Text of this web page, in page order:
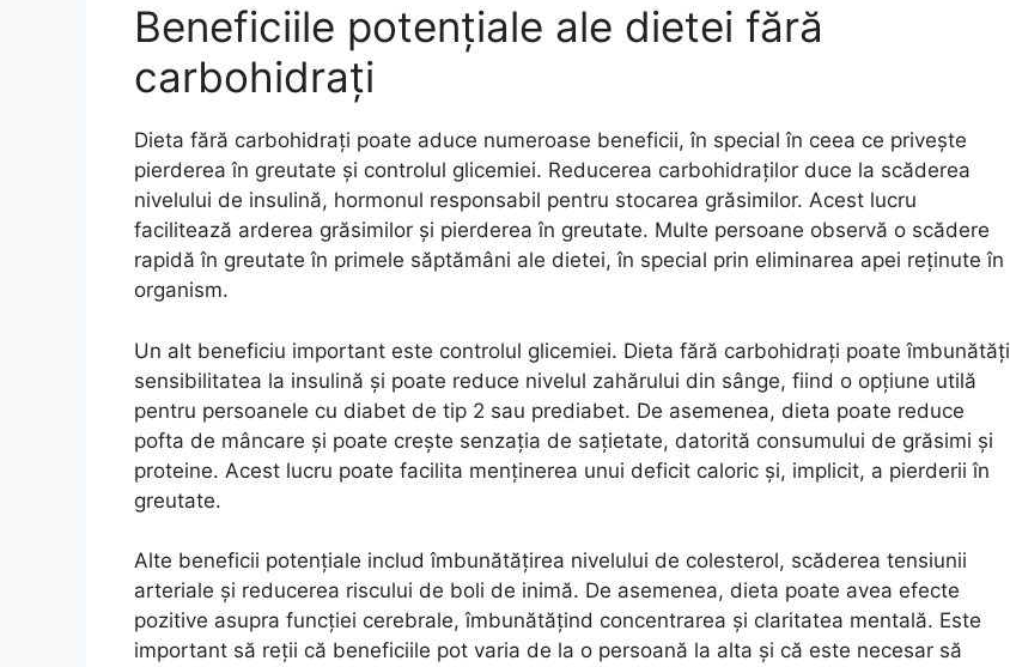
Beneficiile potențiale ale dietei fără
carbohidrați
Dieta fără carbohidrați poate aduce numeroase beneficii, în special în ceea ce privește
pierderea în greutate și controlul glicemiei. Reducerea carbohidraților duce la scăderea
nivelului de insulină, hormonul responsabil pentru stocarea grăsimilor. Acest lucru
facilitează arderea grăsimilor și pierderea în greutate. Multe persoane observă o scădere
rapidă în greutate în primele săptămâni ale dietei, în special prin eliminarea apei reținute în
organism.
Un alt beneficiu important este controlul glicemiei. Dieta fără carbohidrați poate îmbunătăți
sensibilitatea la insulină și poate reduce nivelul zahărului din sânge, fiind o opțiune utilă
pentru persoanele cu diabet de tip 2 sau prediabet. De asemenea, dieta poate reduce
pofta de mâncare și poate crește senzația de sațietate, datorită consumului de grăsimi și
proteine. Acest lucru poate facilita menținerea unui deficit caloric și, implicit, a pierderii în
greutate.
Alte beneficii potențiale includ îmbunătățirea nivelului de colesterol, scăderea tensiunii
arteriale și reducerea riscului de boli de inimă. De asemenea, dieta poate avea efecte
pozitive asupra funcției cerebrale, îmbunătățind concentrarea și claritatea mentală. Este
important să reții că beneficiile pot varia de la o persoană la alta și că este necesar să